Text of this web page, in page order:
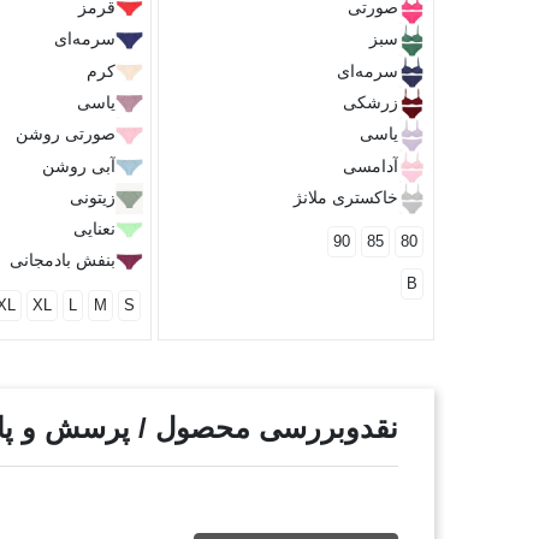
صورتی
سبز
سرمه‌ای
زرشکی
یاسی
آدامسی
خاکستری ملانژ
80
85
90
B
قرمز
سرمه‌ای
کرم
یاسی
صورتی روشن
آبی روشن
زیتونی
نعنایی
بنفش بادمجانی
S
M
L
XL
نقدوبررسی محصول / پرسش و